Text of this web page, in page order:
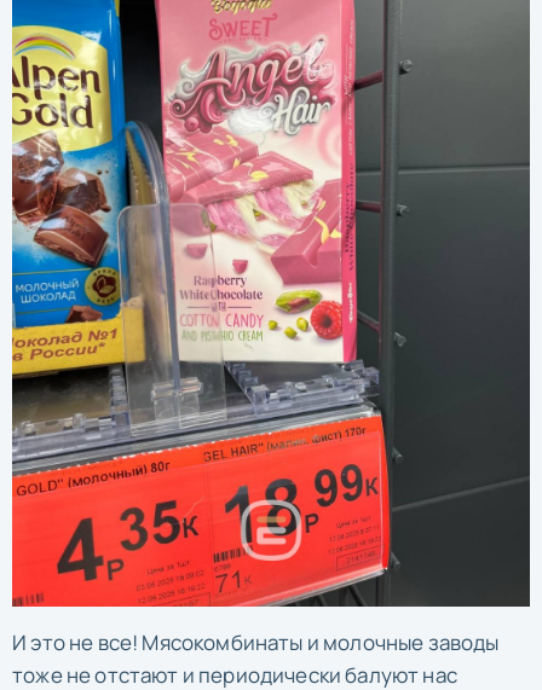
И это не все! Мясокомбинаты и молочные заводы
тоже не отстают и периодически балуют нас